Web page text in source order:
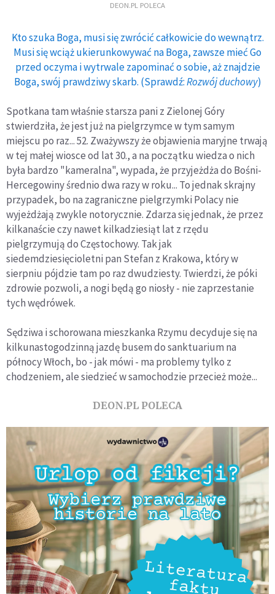
DEON.PL POLECA
Kto szuka Boga, musi się zwrócić całkowicie do wewnątrz.
Musi się wciąż ukierunkowywać na Boga, zawsze mieć Go
przed oczyma i wytrwale zapominać o sobie, aż znajdzie
Boga, swój prawdziwy skarb. (Sprawdź:Rozwój duchowy)
Spotkana tam właśnie starsza pani z Zielonej Góry
stwierdziła, że jest już na pielgrzymce w tym samym
miejscu po raz... 52. Zważywszy że objawienia maryjne trwają
w tej małej wiosce od lat 30., a na początku wiedza o nich
była bardzo "kameralna", wypada, że przyjeżdża do Bośni-
Hercegowiny średnio dwa razy w roku... To jednak skrajny
przypadek, bo na zagraniczne pielgrzymki Polacy nie
wyjeżdżają zwykle notorycznie. Zdarza się jednak, że przez
kilkanaście czy nawet kilkadziesiąt lat z rzędu
pielgrzymują do Częstochowy. Tak jak
siedemdziesięcioletni pan Stefan z Krakowa, który w
sierpniu pójdzie tam po raz dwudziesty. Twierdzi, że póki
zdrowie pozwoli, a nogi będą go niosły - nie zaprzestanie
tych wędrówek.
Sędziwa i schorowana mieszkanka Rzymu decyduje się na
kilkunastogodzinną jazdę busem do sanktuarium na
północy Włoch, bo - jak mówi - ma problemy tylko z
chodzeniem, ale siedzieć w samochodzie przecież może...
DEON.PL POLECA